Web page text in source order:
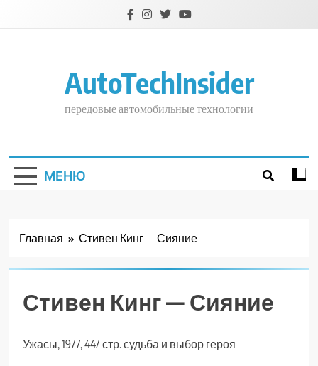
AutoTechInsider
передовые автомобильные технологии
МЕНЮ
Главная Стивен Кинг — Сияние
Стивен Кинг — Сияние
Ужасы, 1977, 447 стр. судьба и выбор героя